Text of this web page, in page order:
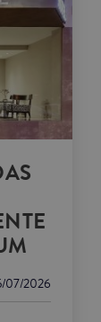
07/2026